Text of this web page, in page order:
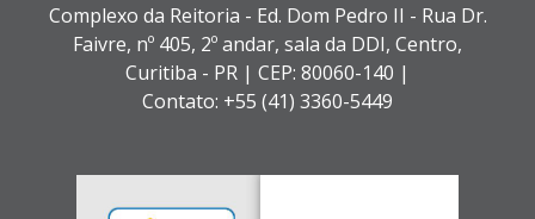
Complexo da Reitoria - Ed. Dom Pedro II - Rua Dr.
Faivre, nº 405, 2º andar, sala da DDI, Centro,
Curitiba - PR | CEP: 80060-140 |
Contato: +55 (41) 3360-5449